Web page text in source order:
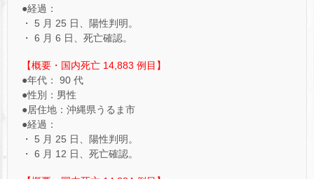
●経過：
・ 5 月 25 日、陽性判明。
・ 6 月 6 日、死亡確認。
【概要・国内死亡 14,883 例目】
●年代： 90 代
●性別：男性
●居住地：沖縄県うるま市
●経過：
・ 5 月 25 日、陽性判明。
・ 6 月 12 日、死亡確認。